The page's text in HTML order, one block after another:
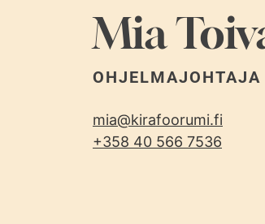
Mia
OHJELMAJOHTAJA
mia@kirafoorumi.fi
+358 40 566 7536